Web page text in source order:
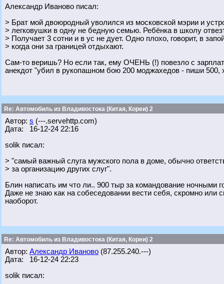
Александр Иваново писал:
> Брат мой двоюродный уволился из московской мэрии и
> легковушки в одну не бедную семью. Ребёнка в школу
> Получает 3 сотни и в ус не дует. Одно плохо, говорит, в
> когда они за границей отдыхают.
Сам-то веришь? Но если так, ему ОЧЕНЬ (!) повезло с
анекдот "убил в рукопашном бою 200 моджахедов - пиши 500,
Re: Автомобиль из Владивостока (Китая, Кореи) 2
Автор: s (---.servehttp.com)
Дата: 16-12-24 22:16
solik писал:
> "самый важный слуга мужского пола в доме, обычно
> за организацию других слуг".
Блин написать им что ли.. 900 тыр за командование ночными
Даже не знаю как на собеседовании вести себя, скромно или
наоборот.
Re: Автомобиль из Владивостока (Китая, Кореи) 2
Автор: Александр Иваново (87.255.240.---)
Дата: 16-12-24 22:23
solik писал: